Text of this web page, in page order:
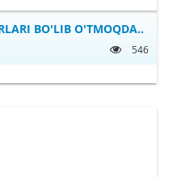
BO'LIB O'TMOQDA..
546